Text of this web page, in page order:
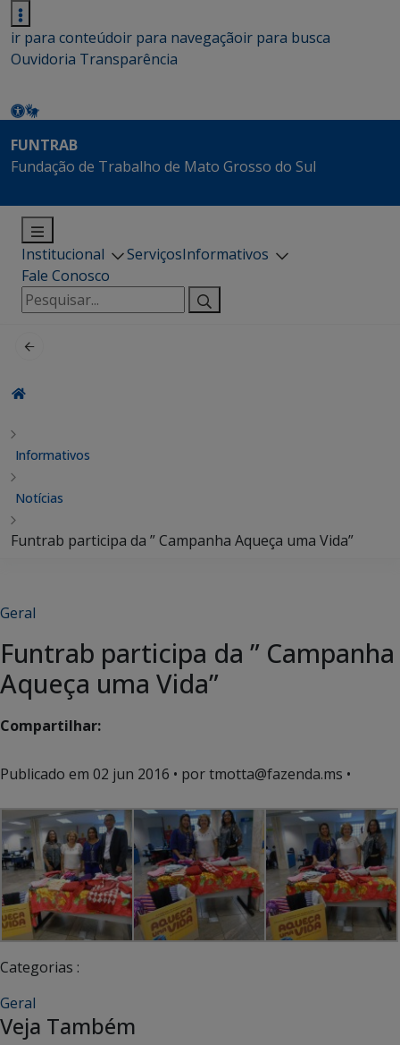
ir para conteúdoir para navegaçãoir para busca
Ouvidoria Transparência
FUNTRAB
Fundação de Trabalho de Mato Grosso do Sul
Institucional ServiçosInformativos
Fale Conosco
Pesquisar
por:
Informativos
Notícias
Funtrab participa da ” Campanha Aqueça uma Vida”
Geral
Funtrab participa da ” Campanha
Aqueça uma Vida”
Compartilhar:
Publicado em 02 jun 2016 • por tmotta@fazenda.ms •
Categorias :
Geral
Veja Também